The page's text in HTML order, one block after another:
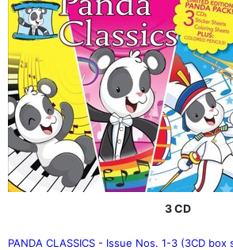
3 CD
PANDA CLASSICS - Issue Nos. 1-3 (3CD box